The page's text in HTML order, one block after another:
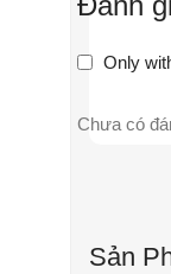
Only
Chưa có
Sản